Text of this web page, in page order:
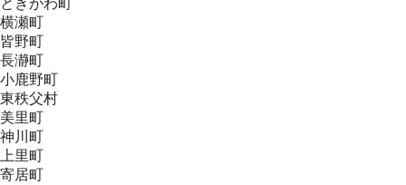
ときがわ町
横瀬町
皆野町
長瀞町
小鹿野町
東秩父村
美里町
神川町
上里町
寄居町